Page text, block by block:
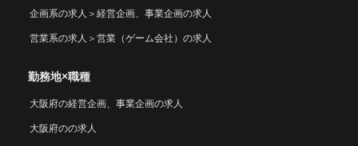
企画系の求人 ＞ 経営企画、事業企画の求人
営業系の求人 ＞ 営業（ゲーム会社）の求人
勤務地×職種
大阪府の経営企画、事業企画の求人
大阪府のの求人